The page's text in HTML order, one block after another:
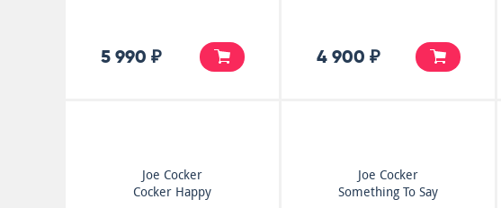
5 990 ₽ 4 900 ₽
Joe Cocker
Cocker Happy
Joe Cocker
Something To Say